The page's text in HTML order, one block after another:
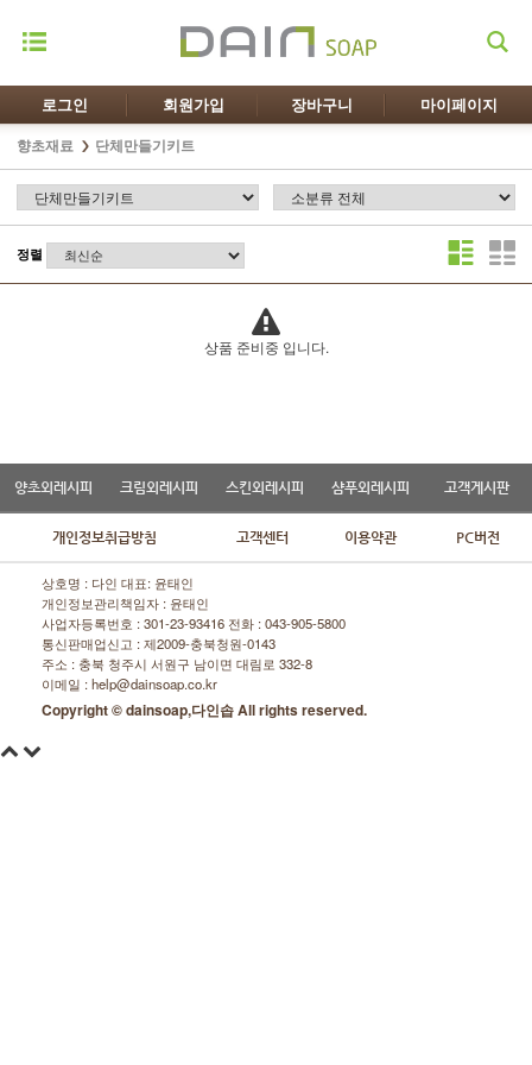
로그인 회원가입 장바구니 마이페이지
향초재료 단체만들기키트
정렬
상품 준비중 입니다.
양초외레시피 크림외레시피 스킨외레시피 샴푸외레시피 고객게시판
개인정보취급방침 고객센터 이용약관 PC버전
상호명 : 다인 대표: 윤태인
개인정보관리책임자 : 윤태인
사업자등록번호 : 301-23-93416 전화 :043-905-5800
통신판매업신고 : 제2009-충북청원-0143
주소 : 충북 청주시 서원구 남이면 대림로 332-8
이메일 : help@dainsoap.co.kr
Copyright © dainsoap,다인솝 All rights reserved.